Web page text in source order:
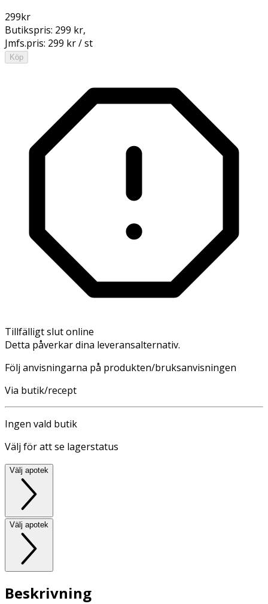
299kr
Butikspris: 299 kr,
Jmfs.pris: 299 kr / st
Köp
Tillfälligt slut online
Detta påverkar dina leveransalternativ.
Följ anvisningarna på produkten/bruksanvisningen
Via butik/recept
Ingen vald butik
Välj för att se lagerstatus
Välj apotek
Välj apotek
Beskrivning